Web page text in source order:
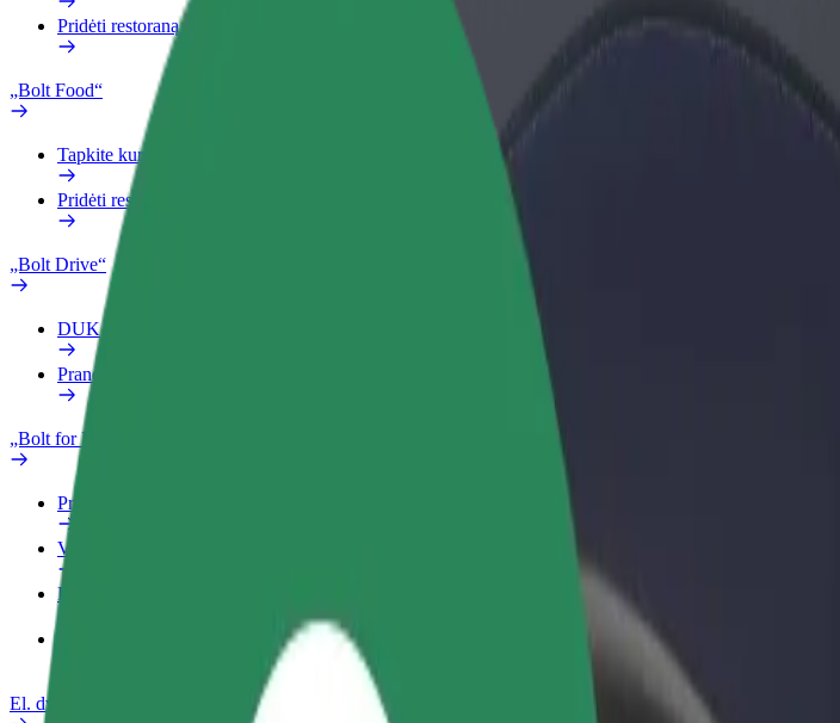
Pridėti restoraną ar parduotuvę
„Bolt Food“
Tapkite kurjeriu (-e)
Pridėti restoraną ar parduotuvę
„Bolt Drive“
DUK
Pranešti apie automobilį
„Bolt for Business“
Privalumai
Verslo profilis
Paslaugos
El. dviračiai